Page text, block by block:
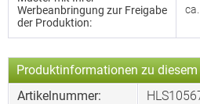
Werbeanbringung zur Freigabe
der Produktion:
Produktinformationen zu
Artikelnummer: